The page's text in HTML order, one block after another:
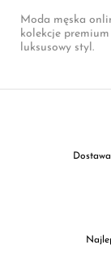
Moda męska
kolekcje
luksusowy styl.